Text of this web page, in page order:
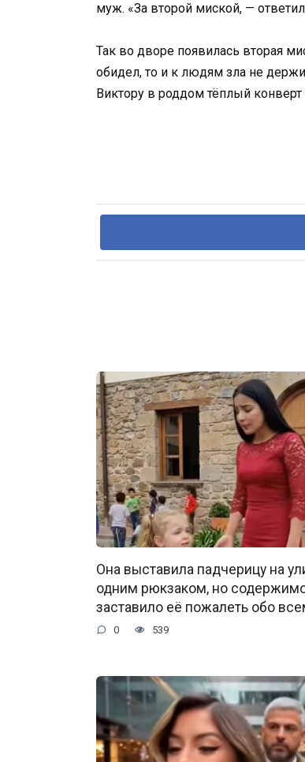
муж. «За второй миской, —
Так во дворе появилась вторая
обидел, то и к людям зла не
Виктору в роддом тёплый
Она выставила падчерицу на
одним рюкзаком, но
заставило её пожалеть обо
0 539